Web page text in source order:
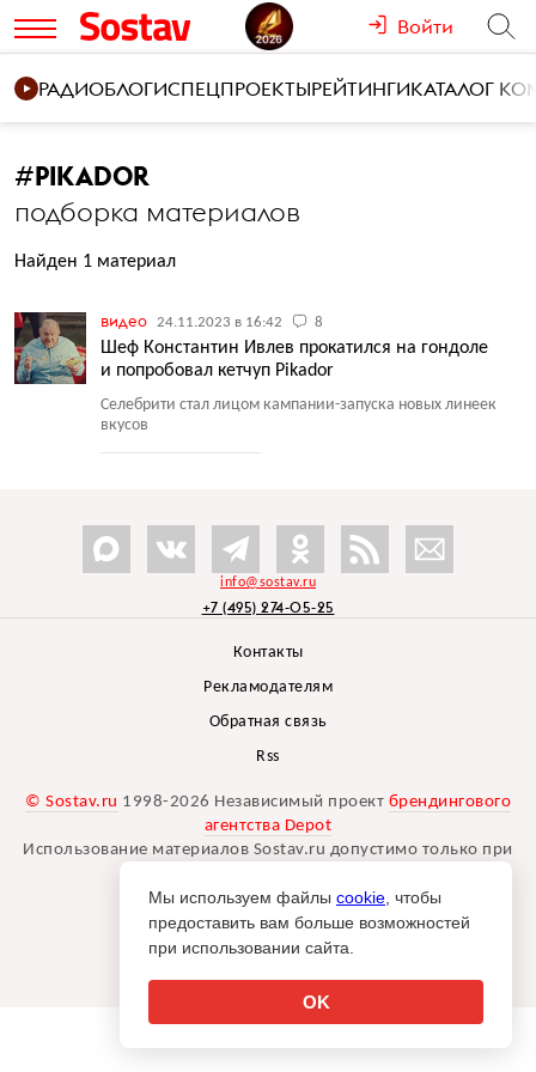
Войти
РАДИОБЛОГИСПЕЦПРОЕКТЫРЕЙТИНГИКАТАЛОГ
#PIKADOR
подборка материалов
Найден 1 материал
видео 24.11.2023 в 16:42 8
Шеф Константин Ивлев прокатился на гондоле
и попробовал кетчуп Pikador
Селебрити стал лицом кампании-запуска новых линеек
вкусов
info@sostav.ru
+7 (495) 274-05-25
Контакты
Рекламодателям
Обратная связь
Rss
© Sostav.ru 1998-2026 Независимый проект брендингового
агентства Depot
Использование материалов Sostav.ru допустимо только при
Дизайн сайта -Liqium.
18+
Мы используем файлы cookie , чтобы
предоставить вам больше возможностей
при использовании сайта.
OK